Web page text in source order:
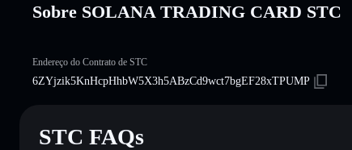
Sobre SOLANA TRADING CARD STC
Endereço do Contrato de STC
6ZYjzik5KnHcpHhbW5X3h5ABzCd9wct7bgEF28xTPUMP
STC FAQs